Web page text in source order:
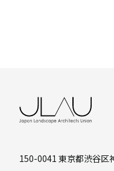
150-0041 東京都渋谷区